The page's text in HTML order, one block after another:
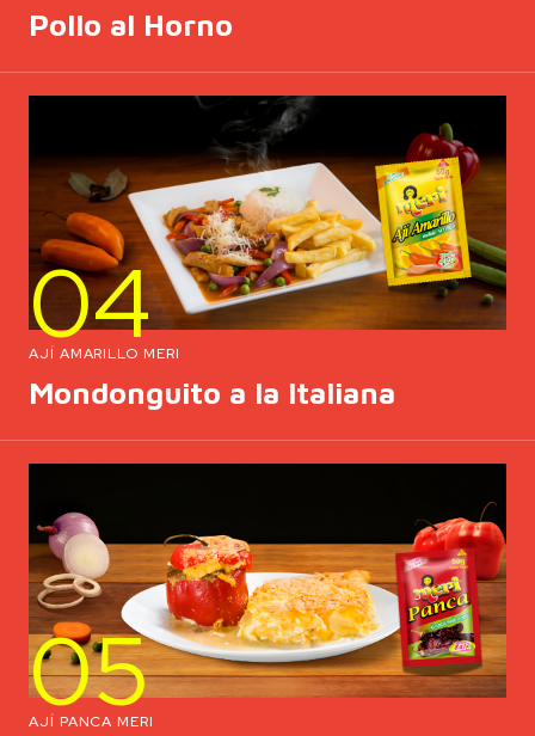
Pollo al Horno
04
AJÍ AMARILLO MERI
Mondonguito a la Italiana
05
AJÍ PANCA MERI